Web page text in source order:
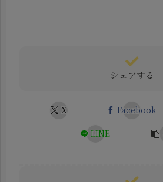
シェアする
X Facebook
LINE